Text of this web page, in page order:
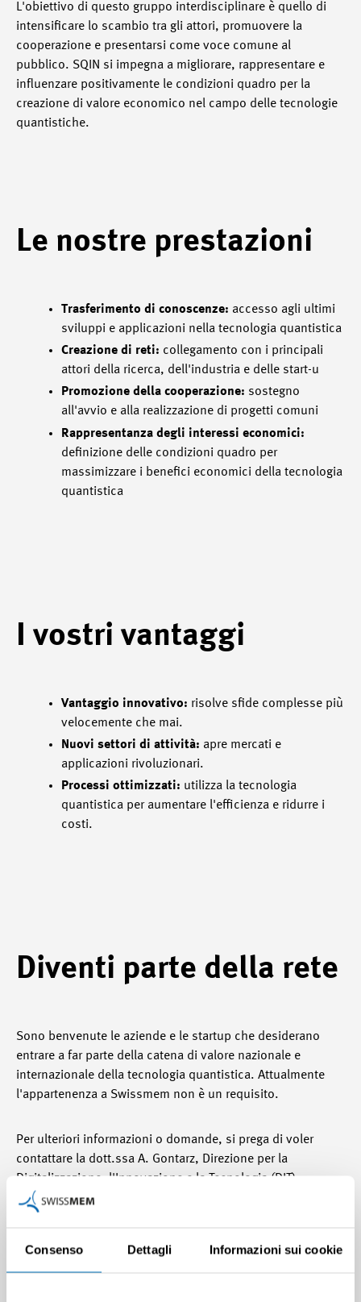
Consenso Dettagli Informazioni sui cookie
L'obiettivo di questo gruppo interdisciplinare è quello di
intensificare lo scambio tra gli attori, promuovere la
cooperazione e presentarsi come voce comune al
pubblico. SQIN si impegna a migliorare, rappresentare e
influenzare positivamente le condizioni quadro per la
creazione di valore economico nel campo delle tecnologie
quantistiche.
Le nostre prestazioni
Trasferimento di conoscenze: accesso agli ultimi
sviluppi e applicazioni nella tecnologia quantistica
Creazione di reti: collegamento con i principali
attori della ricerca, dell'industria e delle start-u
Promozione della cooperazione: sostegno
all'avvio e alla realizzazione di progetti comuni
Rappresentanza degli interessi economici:
definizione delle condizioni quadro per
massimizzare i benefici economici della tecnologia
quantistica
I vostri vantaggi
Vantaggio innovativo: risolve sfide complesse più
velocemente che mai.
Nuovi settori di attività: apre mercati e
applicazioni rivoluzionari.
Processi ottimizzati: utilizza la tecnologia
quantistica per aumentare l'efficienza e ridurre i
costi.
Diventi parte della rete
Sono benvenute le aziende e le startup che desiderano
entrare a far parte della catena di valore nazionale e
internazionale della tecnologia quantistica. Attualmente
l'appartenenza a Swissmem non è un requisito.
Per ulteriori informazioni o domande, si prega di voler
contattare la dott.ssa A. Gontarz, Direzione per la
Digitalizzazione, l'Innovazione e la Tecnologia (DIT),
Membro del Consiglio esecutivo: